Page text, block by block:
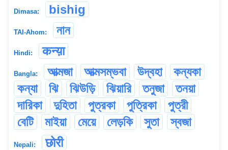
Dimasa: bishig
TAI-Ahom: নান
Hindi: कन्य़ा
Bangla: আত্মজা আত্মসম্ভবা উদ্বহা
কন্যকা
কন্যা
ঝি ঝিউড়ি ঝিয়ারি তনুজা
তনয়া
দারিকা
দুহিতা পুত্রকা পুত্রিকা
পুত্রী
বেটি
মাইয়া মেয়ে লেড়কি সুতা স্বজা
Nepali: छोरी